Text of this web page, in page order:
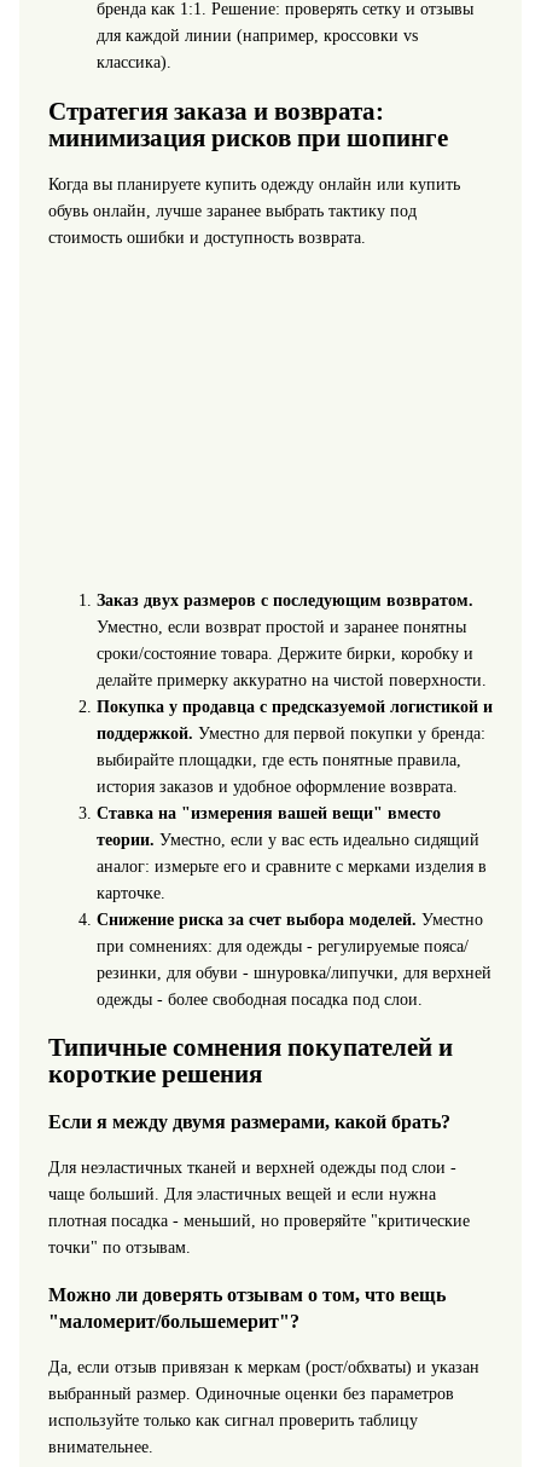
бренда как 1:1. Решение: проверять сетку и отзывы
для каждой линии (например, кроссовки vs
классика).
Стратегия заказа и возврата:
минимизация рисков при шопинге
Когда вы планируете купить одежду онлайн или купить
обувь онлайн, лучше заранее выбрать тактику под
стоимость ошибки и доступность возврата.
Заказ двух размеров с последующим возвратом.
Уместно, если возврат простой и заранее понятны
сроки/состояние товара. Держите бирки, коробку и
делайте примерку аккуратно на чистой поверхности.
Покупка у продавца с предсказуемой логистикой и
поддержкой. Уместно для первой покупки у бренда:
выбирайте площадки, где есть понятные правила,
история заказов и удобное оформление возврата.
Ставка на "измерения вашей вещи" вместо
теории. Уместно, если у вас есть идеально сидящий
аналог: измерьте его и сравните с мерками изделия в
карточке.
Снижение риска за счет выбора моделей. Уместно
при сомнениях: для одежды - регулируемые пояса/
резинки, для обуви - шнуровка/липучки, для верхней
одежды - более свободная посадка под слои.
Типичные сомнения покупателей и
короткие решения
Если я между двумя размерами, какой брать?
Для неэластичных тканей и верхней одежды под слои -
чаще больший. Для эластичных вещей и если нужна
плотная посадка - меньший, но проверяйте "критические
точки" по отзывам.
Можно ли доверять отзывам о том, что вещь
"маломерит/большемерит"?
Да, если отзыв привязан к меркам (рост/обхваты) и указан
выбранный размер. Одиночные оценки без параметров
используйте только как сигнал проверить таблицу
внимательнее.